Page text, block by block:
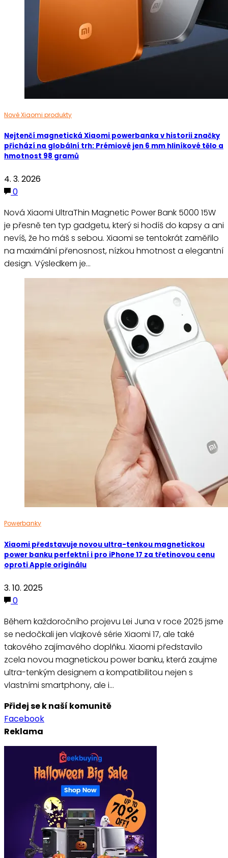
Nové Xiaomi produkty
Nejtenčí magnetická Xiaomi powerbanka v historii značky
přichází na globální trh: Prémiové jen 6 mm hliníkové tělo a
hmotnost 98 gramů
4. 3. 2026
0
Nová Xiaomi UltraThin Magnetic Power Bank 5000 15W
je přesně ten typ gadgetu, který si hodíš do kapsy a ani
nevíš, že ho máš s sebou. Xiaomi se tentokrát zaměřilo
na maximální přenosnost, nízkou hmotnost a elegantní
design. Výsledkem je…
Powerbanky
Xiaomi představuje novou ultra-tenkou magnetickou
power banku perfektní i pro iPhone 17 za třetinovou cenu
oproti Apple originálu
3. 10. 2025
0
Během každoročního projevu Lei Juna v roce 2025 jsme
se nedočkali jen vlajkové série Xiaomi 17, ale také
takového zajímavého doplňku. Xiaomi představilo
zcela novou magnetickou power banku, která zaujme
ultra-tenkým designem a kompatibilitou nejen s
vlastními smartphony, ale i…
Přidej se k naší komunitě
Facebook
Reklama